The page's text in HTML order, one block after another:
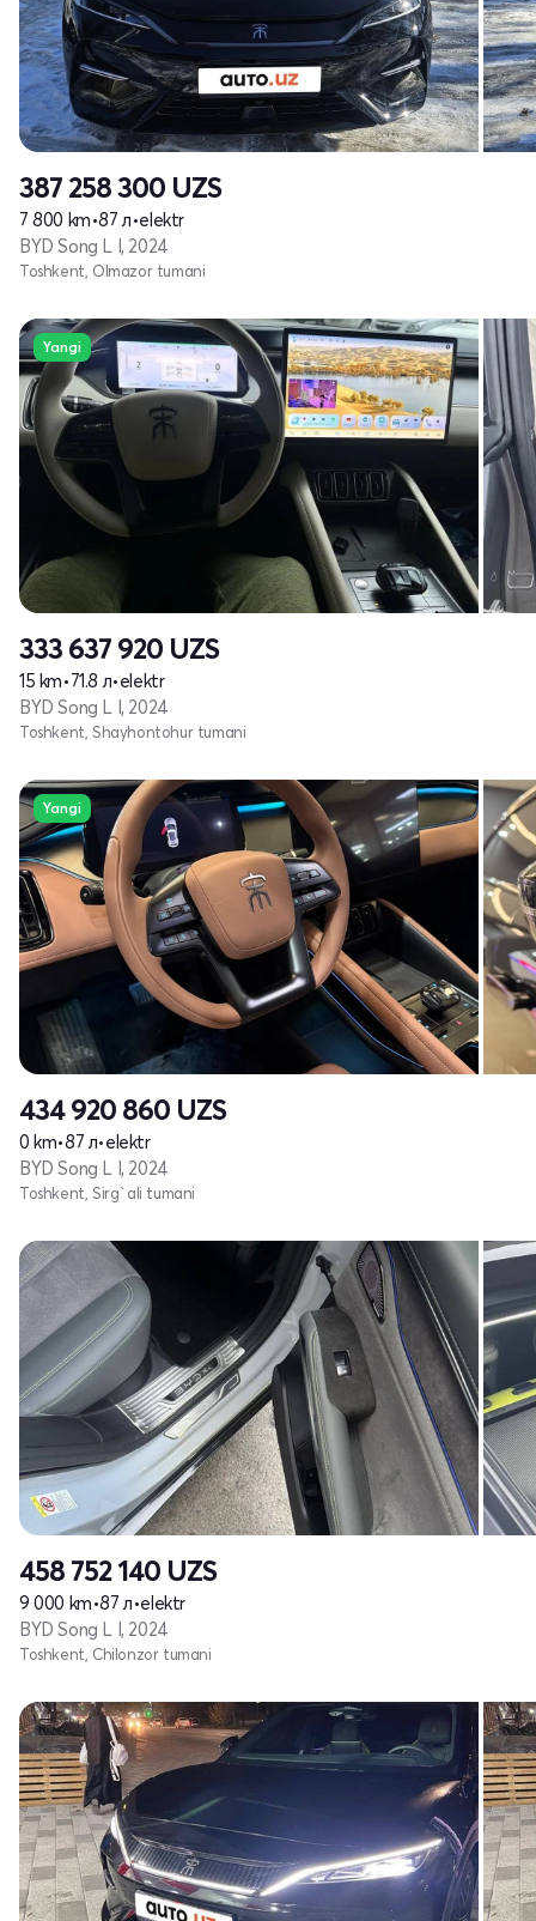
387 258 300 UZS
7 800 km•87 л•elektr
BYD Song L I, 2024
Toshkent, Olmazor tumani
Yangi
333 637 920 UZS
15 km•71.8 л•elektr
BYD Song L I, 2024
Toshkent, Shayhontohur tumani
Yangi
434 920 860 UZS
0 km•87 л•elektr
BYD Song L I, 2024
Toshkent, Sirg`ali tumani
458 752 140 UZS
9 000 km•87 л•elektr
BYD Song L I, 2024
Toshkent, Chilonzor tumani